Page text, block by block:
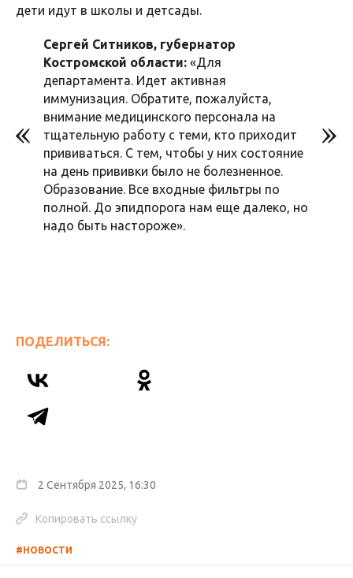
дети идут в школы и детсады.
Сергей Ситников, губернатор
Костромской области: «Для
департамента. Идет активная
иммунизация. Обратите, пожалуйста,
внимание медицинского персонала на
тщательную работу с теми, кто приходит
прививаться. С тем, чтобы у них состояние
на день прививки было не болезненное.
Образование. Все входные фильтры по
полной. До эпидпорога нам еще далеко, но
надо быть настороже».
ПОДЕЛИТЬСЯ:
2 Сентября 2025, 16:30
Копировать ссылку
#НОВОСТИ